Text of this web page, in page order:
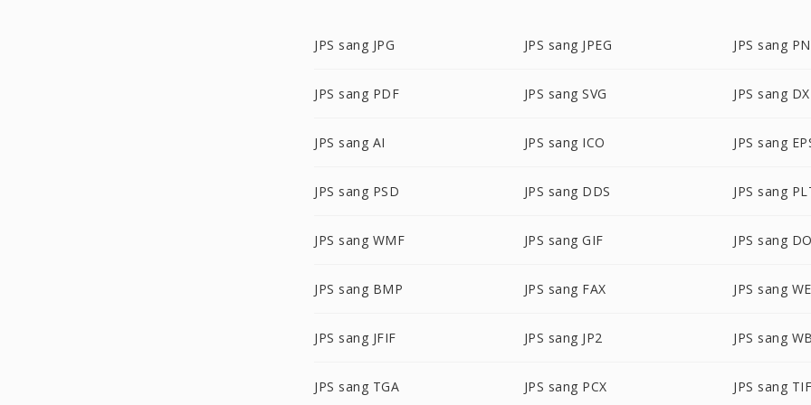
JPS sang JPG JPS sang JPEG JPS sang
JPS sang PDF JPS sang SVG JPS sang
JPS sang AI JPS sang ICO JPS sang
JPS sang PSD JPS sang DDS JPS sang
JPS sang WMF JPS sang GIF JPS sang
JPS sang BMP JPS sang FAX JPS sang
JPS sang JFIF JPS sang JP2 JPS sang
JPS sang TGA JPS sang PCX JPS sang